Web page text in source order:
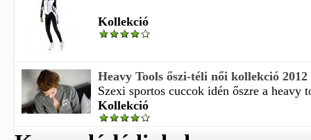
Kollekció
Heavy Tools őszi-téli női kollekció 2012
Szexi sportos cuccok idén őszre a heavy
Kollekció